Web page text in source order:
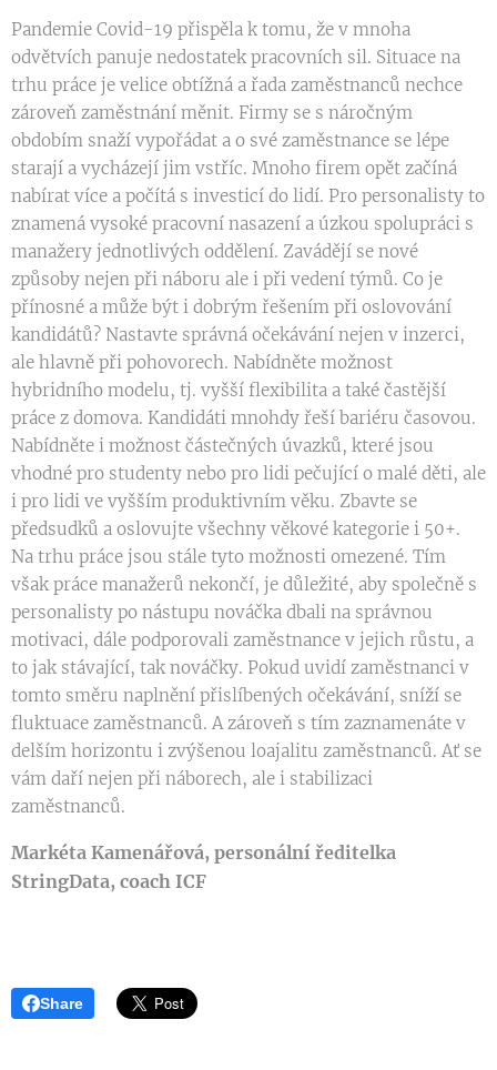
Pandemie Covid-19 přispěla k tomu, že v mnoha
odvětvích panuje nedostatek pracovních sil. Situace na
trhu práce je velice obtížná a řada zaměstnanců nechce
zároveň zaměstnání měnit. Firmy se s náročným
obdobím snaží vypořádat a o své zaměstnance se lépe
starají a vycházejí jim vstříc. Mnoho firem opět začíná
nabírat více a počítá s investicí do lidí. Pro personalisty to
znamená vysoké pracovní nasazení a úzkou spolupráci s
manažery jednotlivých oddělení. Zavádějí se nové
způsoby nejen při náboru ale i při vedení týmů. Co je
přínosné a může být i dobrým řešením při oslovování
kandidátů? Nastavte správná očekávání nejen v inzerci,
ale hlavně při pohovorech. Nabídněte možnost
hybridního modelu, tj. vyšší flexibilita a také častější
práce z domova. Kandidáti mnohdy řeší bariéru časovou.
Nabídněte i možnost částečných úvazků, které jsou
vhodné pro studenty nebo pro lidi pečující o malé děti, ale
i pro lidi ve vyšším produktivním věku. Zbavte se
předsudků a oslovujte všechny věkové kategorie i 50+.
Na trhu práce jsou stále tyto možnosti omezené. Tím
však práce manažerů nekončí, je důležité, aby společně s
personalisty po nástupu nováčka dbali na správnou
motivaci, dále podporovali zaměstnance v jejich růstu, a
to jak stávající, tak nováčky. Pokud uvidí zaměstnanci v
tomto směru naplnění přislíbených očekávání, sníží se
fluktuace zaměstnanců. A zároveň s tím zaznamenáte v
delším horizontu i zvýšenou loajalitu zaměstnanců. Ať se
vám daří nejen při náborech, ale i stabilizaci
zaměstnanců.
Markéta Kamenářová, personální ředitelka
StringData, coach ICF
Share